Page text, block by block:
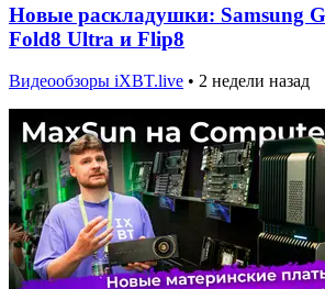
Новые раскладушки: Samsung
Fold8 Ultra и Flip8
Видеообзоры iXBT.live • 2 недели назад